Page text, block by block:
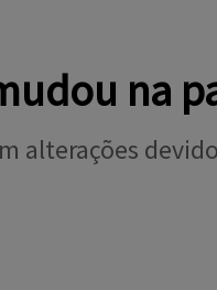
na
alterações